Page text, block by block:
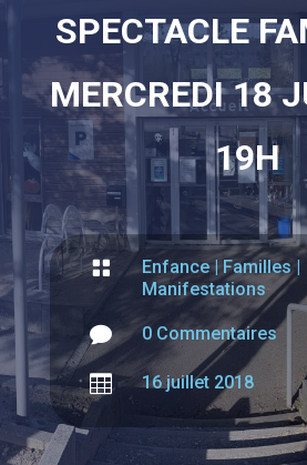
SPECTACLE
MERCREDI 18
19H
 Enfance| Familles
Manifestations
 0 Commentaires
 16 juillet 2018